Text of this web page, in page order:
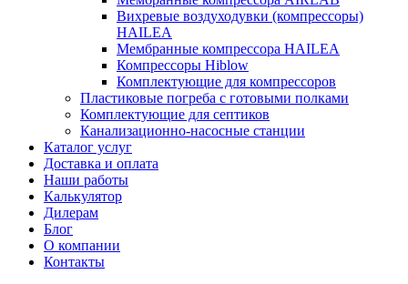
Вихревые воздуходувки (компрессоры)
HAILEA
Мембранные компрессора HAILEA
Компрессоры Hiblow
Комплектующие для компрессоров
Пластиковые погреба с готовыми полками
Комплектующие для септиков
Канализационно-насосные станции
Каталог услуг
Доставка и оплата
Наши работы
Калькулятор
Дилерам
Блог
О компании
Контакты